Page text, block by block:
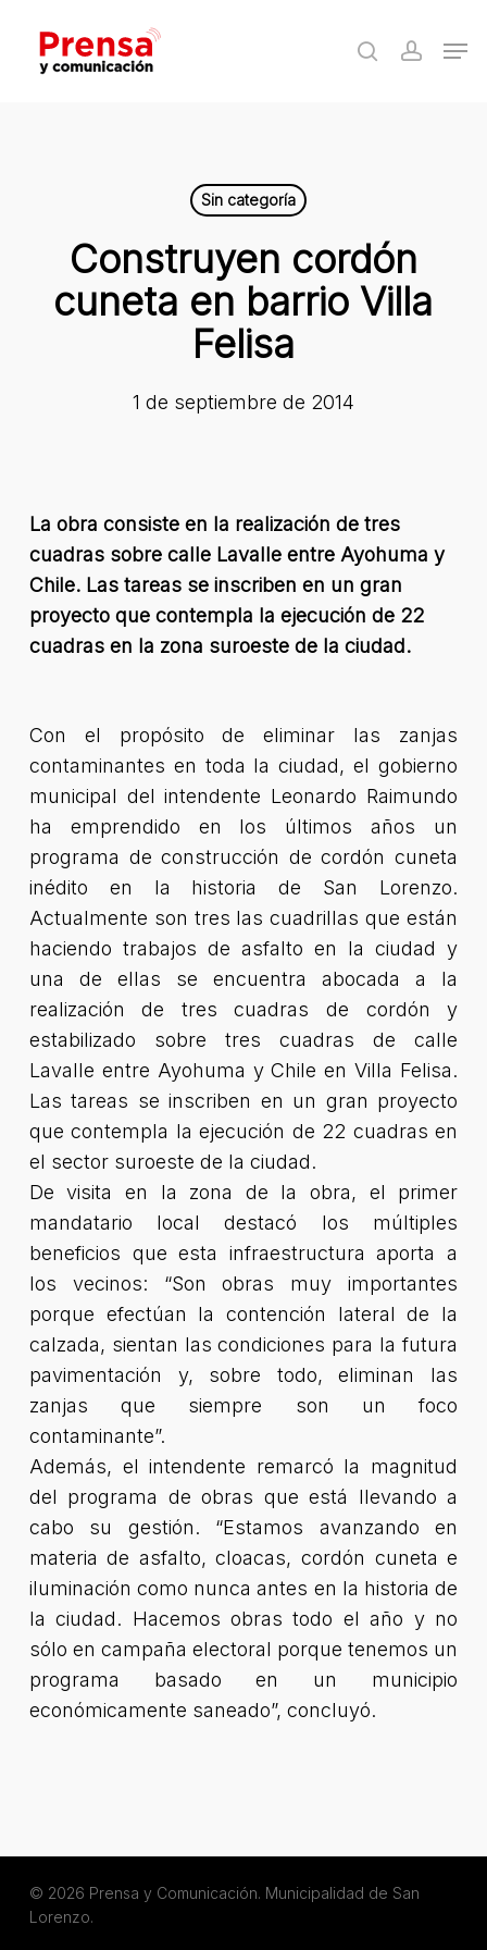
main
search
Sin categoría
Construyen cordón
cuneta en barrio Villa
Felisa
1 de septiembre de 2014
La obra consiste en la realización de tres
cuadras sobre calle Lavalle entre Ayohuma y
Chile. Las tareas se inscriben en un gran
proyecto que contempla la ejecución de 22
cuadras en la zona suroeste de la ciudad.
Con el propósito de eliminar las zanjas
contaminantes en toda la ciudad, el gobierno
municipal del intendente Leonardo Raimundo
ha emprendido en los últimos años un
programa de construcción de cordón cuneta
inédito en la historia de San Lorenzo.
Actualmente son tres las cuadrillas que están
haciendo trabajos de asfalto en la ciudad y
una de ellas se encuentra abocada a la
realización de tres cuadras de cordón y
estabilizado sobre tres cuadras de calle
Lavalle entre Ayohuma y Chile en Villa Felisa.
Las tareas se inscriben en un gran proyecto
que contempla la ejecución de 22 cuadras en
el sector suroeste de la ciudad.
De visita en la zona de la obra, el primer
mandatario local destacó los múltiples
beneficios que esta infraestructura aporta a
los vecinos: “Son obras muy importantes
porque efectúan la contención lateral de la
calzada, sientan las condiciones para la futura
pavimentación y, sobre todo, eliminan las
zanjas que siempre son un foco
contaminante”.
Además, el intendente remarcó la magnitud
del programa de obras que está llevando a
cabo su gestión. “Estamos avanzando en
materia de asfalto, cloacas, cordón cuneta e
iluminación como nunca antes en la historia de
la ciudad. Hacemos obras todo el año y no
sólo en campaña electoral porque tenemos un
programa basado en un municipio
económicamente saneado”, concluyó.
© 2026 Prensa y Comunicación. Municipalidad de San
Lorenzo.